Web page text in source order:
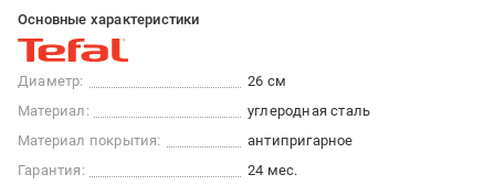
Основные характеристики
Диаметр:
26 см
Материал:
углеродная сталь
Материал покрытия:
антипригарное
Гарантия:
24 мес.